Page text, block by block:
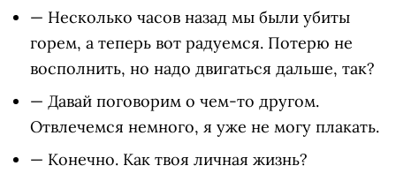
— Несколько часов назад мы были убиты
горем, а теперь вот радуемся. Потерю не
восполнить, но надо двигаться дальше, так?
— Давай поговорим о чем-то другом.
Отвлечемся немного, я уже не могу плакать.
— Конечно. Как твоя личная жизнь?